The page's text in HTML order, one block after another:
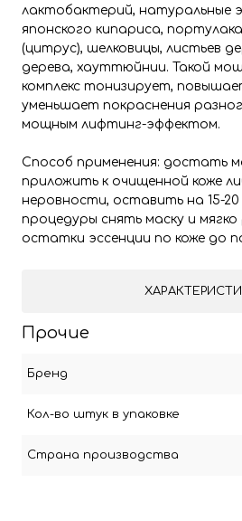
лактобактерий, натуральные
японского кипариса,
(цитрус), шелковицы, листьев
дерева, хауттюйнии. Такой
комплекс тонизирует,
уменьшает покраснения
мощным лифтинг-эффектом.
Способ применения: достать
приложить к очищенной коже
неровности, оставить на 15-
процедуры снять маску и
остатки эссенции по коже до
Прочие
Бренд
Кол-во штук в упаковке
Страна производства